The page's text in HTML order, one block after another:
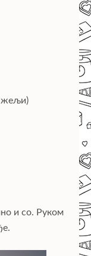
жељи)
и со. Руком